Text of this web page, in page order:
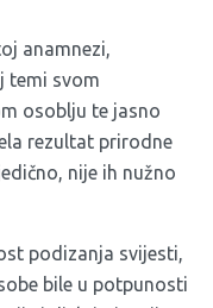
anamnezi,
temi svom
osoblju te jasno
rezultat prirodne
nije ih nužno
podizanja svijesti,
bile u potpunosti